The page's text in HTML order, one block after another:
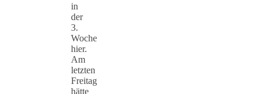
in
der
3.
Woche
hier.
Am
letzten
Freitag
hätte